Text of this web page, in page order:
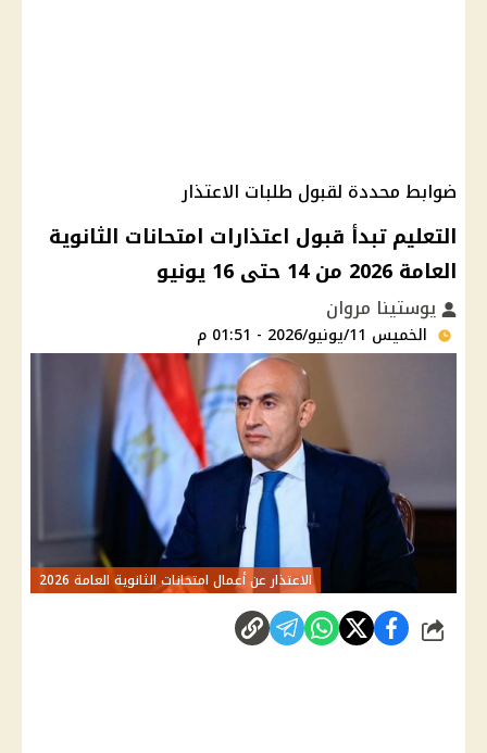
ضوابط محددة لقبول طلبات الاعتذار
التعليم تبدأ قبول اعتذارات امتحانات الثانوية
العامة 2026 من 14 حتى 16 يونيو
يوستينا مروان
الخميس 11/يونيو/2026 - 01:51 م
الاعتذار عن أعمال امتحانات الثانوية العامة 2026
شارك